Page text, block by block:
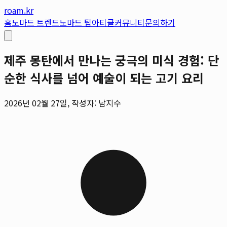
roam.kr
홈노마드 트렌드노마드 팁아티클커뮤니티문의하기
제주 몽탄에서 만나는 궁극의 미식 경험: 단
순한 식사를 넘어 예술이 되는 고기 요리
2026년 02월 27일, 작성자: 남지수